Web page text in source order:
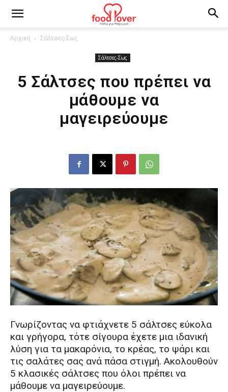
Αρχική Σάλτσες-Σως
Σάλτσες-Σως
5 Σάλτσες που πρέπει να
μάθουμε να
μαγειρεύουμε
Γνωρίζοντας να φτιάχνετε 5 σάλτσες εύκολα
και γρήγορα, τότε σίγουρα έχετε μια ιδανική
λύση για τα μακαρόνια, το κρέας, το ψάρι και
τις σαλάτες σας ανά πάσα στιγμή. Ακολουθούν
5 κλασικές σάλτσες που όλοι πρέπει να
μάθουμε να μαγειρεύουμε.